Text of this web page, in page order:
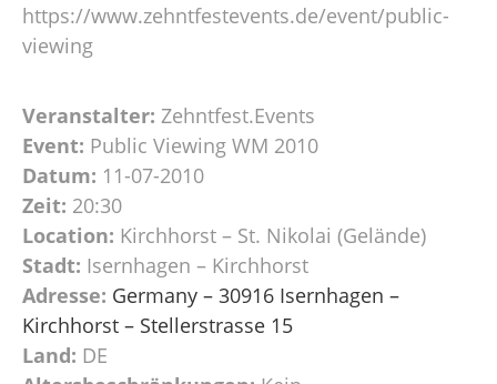
https://www.zehntfestevents.de/event/public-
viewing
Veranstalter: Zehntfest.Events
Event: Public Viewing WM 2010
Datum: 11-07-2010
Zeit: 20:30
Location: Kirchhorst – St. Nikolai (Gelände)
Stadt: Isernhagen – Kirchhorst
Adresse: Germany – 30916 Isernhagen –
Kirchhorst – Stellerstrasse 15
Land: DE